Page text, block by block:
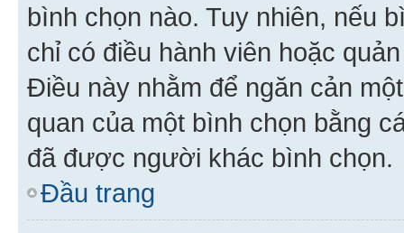
bình chọn nào. Tuy nhiên, nếu
chỉ có điều hành viên hoặc
Điều này nhằm để ngăn cản
quan của một bình chọn bằng
đã được người khác bình chọn.
Đầu trang